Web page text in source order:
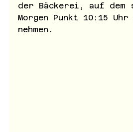
der Bäckerei, auf dem
Morgen Punkt 10:15 Uhr
nehmen.